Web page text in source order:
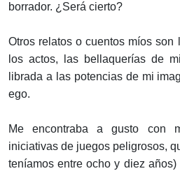
borrador. ¿Será cierto?
Otros relatos o cuentos míos
los actos, las bellaquerías de
librada a las potencias de mi
ego.
Me encontraba a gusto con
iniciativas de juegos peligrosos,
teníamos entre ocho y diez